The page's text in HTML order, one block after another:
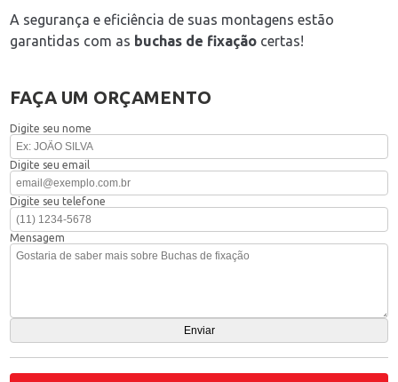
A segurança e eficiência de suas montagens estão
garantidas com as buchas de fixação certas!
FAÇA UM ORÇAMENTO
Digite seu nome
Digite seu email
Digite seu telefone
Mensagem